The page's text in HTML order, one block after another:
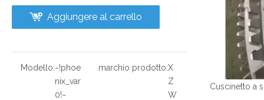
Aggiungere al carrello
Modello:~!phoe
nix_var
0!~
marchio prodotto:X
Z
W